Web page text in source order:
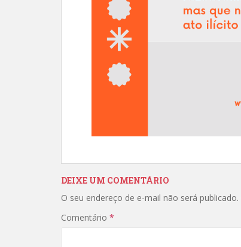
DEIXE UM COMENTÁRIO
O seu endereço de e-mail não será publicado.
Comentário *